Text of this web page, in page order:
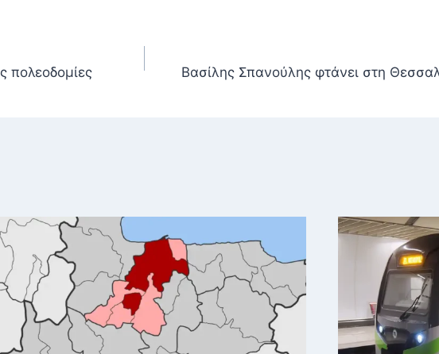
πολεοδομίες Βασίλης Σπανούλης φτάνει στη